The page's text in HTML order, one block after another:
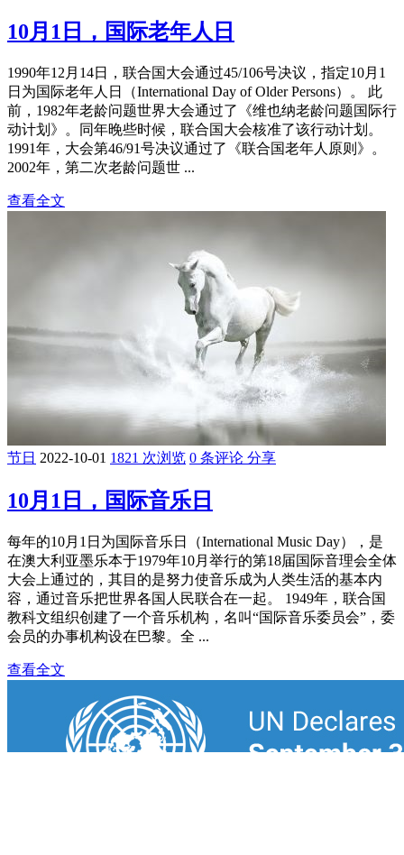
10月1日，国际老年人日
1990年12月14日，联合国大会通过45/106号决议，指定10月1
日为国际老年人日（International Day of Older Persons）。 此
前，1982年老龄问题世界大会通过了《维也纳老龄问题国际行
动计划》。同年晚些时候，联合国大会核准了该行动计划。
1991年，大会第46/91号决议通过了《联合国老年人原则》。
2002年，第二次老龄问题世 ...
查看全文
节日 2022-10-01 1821 次浏览 0 条评论 分享
10月1日，国际音乐日
每年的10月1日为国际音乐日（International Music Day），是
在澳大利亚墨乐本于1979年10月举行的第18届国际音理会全体
大会上通过的，其目的是努力使音乐成为人类生活的基本内
容，通过音乐把世界各国人民联合在一起。 1949年，联合国
教科文组织创建了一个音乐机构，名叫“国际音乐委员会”，委
会员的办事机构设在巴黎。全 ...
查看全文